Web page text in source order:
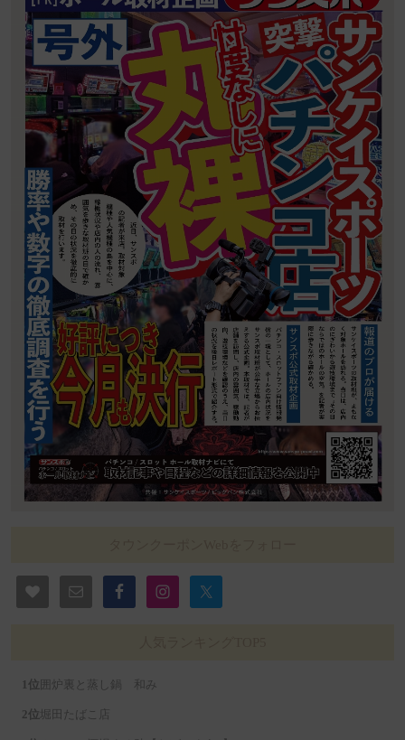
囲炉裏と蒸し鍋 和み
堀田たばこ店